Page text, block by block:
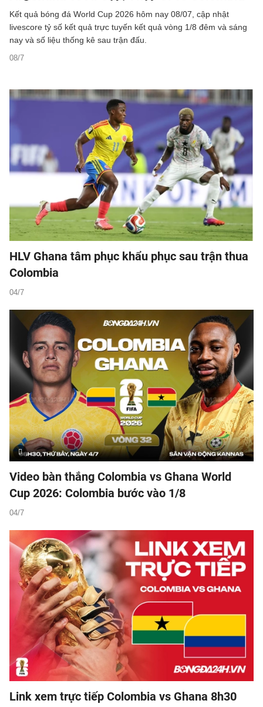
Kết quả bóng đá World Cup 2026 hôm nay 08/07, cập nhật
livescore tỷ số kết quả trực tuyến kết quả vòng 1/8 đêm và sáng
nay và số liệu thống kê sau trận đấu.
08/7
HLV Ghana tâm phục khẩu phục sau trận thua
Colombia
04/7
Video bàn thắng Colombia vs Ghana World
Cup 2026: Colombia bước vào 1/8
04/7
Link xem trực tiếp Colombia vs Ghana 8h30